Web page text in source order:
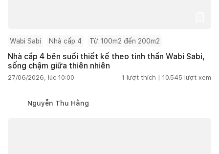
Wabi Sabi Nhà cấp 4 Từ 100m2 đến 200m2
Nhà cấp 4 bên suối thiết kế theo tinh thần Wabi Sabi,
sống chậm giữa thiên nhiên
27/06/2026, lúc 10:00 1 lượt thích | 10.545 lượt xem
Nguyễn Thu Hằng